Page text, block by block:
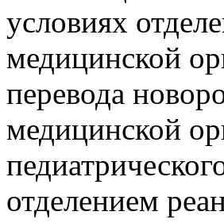
условиях
медицинской
перевода
медицинской
отделением